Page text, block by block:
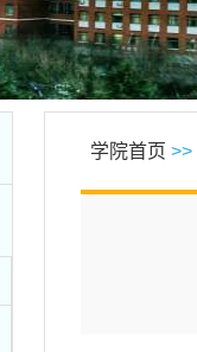
学院首页 >>